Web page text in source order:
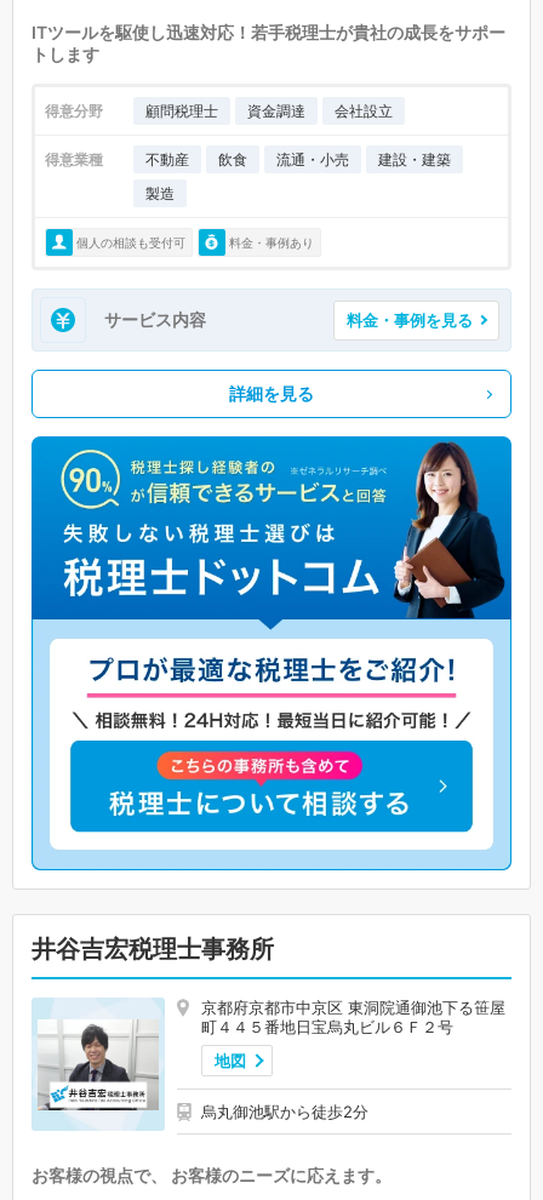
ITツールを駆使し迅速対応！若手税理士が貴社の成長をサポー
トします
得意分野 顧問税理士 資金調達 会社設立
得意業種 不動産 飲食 流通・小売
建設・建築
製造
個人の相談も受付可 料金・事例あり
サービス内容 料金・事例を見る
詳細を見る
井谷吉宏税理士事務所
京都府京都市中京区 東洞院通御池下る笹屋
町４４５番地日宝烏丸ビル６Ｆ２号
地図
烏丸御池駅から徒歩2分
お客様の視点で、 お客様のニーズに応えます。